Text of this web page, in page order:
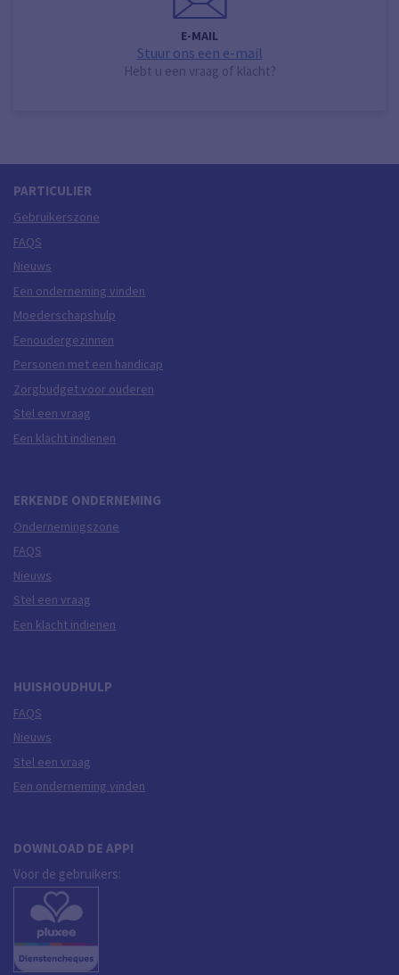
E-MAIL
Stuur ons een e-mail
Hebt u een vraag of klacht?
PARTICULIER
Gebruikerszone
FAQS
Nieuws
Een onderneming vinden
Moederschapshulp
Eenoudergezinnen
Personen met een handicap
Zorgbudget voor ouderen
Stel een vraag
Een klacht indienen
ERKENDE ONDERNEMING
Ondernemingszone
FAQS
Nieuws
Stel een vraag
Een klacht indienen
HUISHOUDHULP
FAQS
Nieuws
Stel een vraag
Een onderneming vinden
DOWNLOAD DE APP!
Voor de gebruikers: